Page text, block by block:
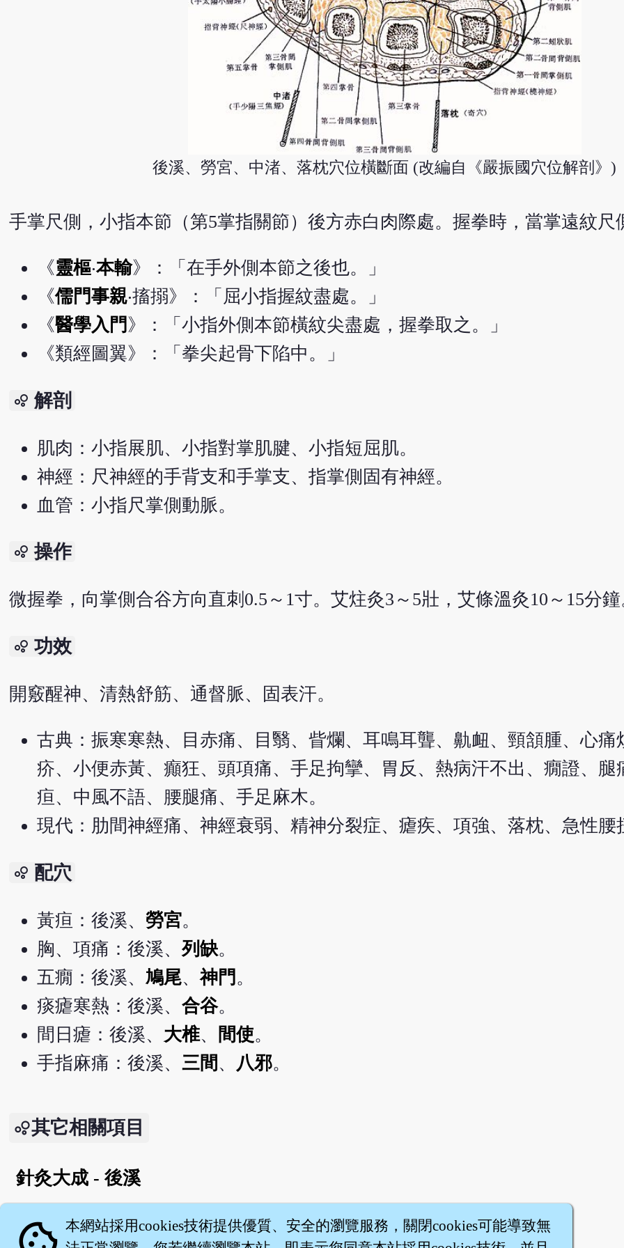
後溪、勞宮、中渚、落枕穴位橫斷面 (改編自《嚴振國穴位解剖》)
手掌尺側，小指本節（第5掌指關節）後方赤白肉際處。握拳時，當掌遠紋尺
《靈樞‧本輸》：「在手外側本節之後也。」
《儒門事親‧搐搦》：「屈小指握紋盡處。」
《醫學入門 》：「小指外側本節橫紋尖盡處，握拳取之。」
《類經圖翼》：「拳尖起骨下陷中。」
bubble_chart 解剖
肌肉：小指展肌、小指對掌肌腱、小指短屈肌。
神經：尺神經的手背支和手掌支、指掌側固有神經。
血管：小指尺掌側動脈。
bubble_chart 操作
微握拳，向掌側合谷方向直刺0.5～1寸。艾炷灸3～5壯，艾條溫灸10～15分
bubble_chart 功效
開竅醒神、清熱舒筋、通督脈、固表汗。
古典：振寒寒熱、目赤痛、目翳、眥爛、耳鳴耳聾、鼽衄、頸頷腫、心痛
疥、小便赤黃、癲狂、頭項痛、手足拘攣、胃反、熱病汗不出、癇證、腿
疸、中風不語、腰腿痛、手足麻木。
現代：肋間神經痛、神經衰弱、精神分裂症、瘧疾、項強、落枕、急性腰
bubble_chart 配穴
黃疸：後溪、 勞宮。
胸、項痛：後溪、 列缺。
五癇：後溪、 鳩尾、神門 。
痰瘧寒熱：後溪、 合谷。
間日瘧：後溪、 大椎、 間使。
手指麻痛：後溪、 三間、 八邪。
其它相關項目
針灸大成 - 後溪
English version本網站採用cookies技術提供優質、安全的瀏覽服務，關閉cookies可能導致無